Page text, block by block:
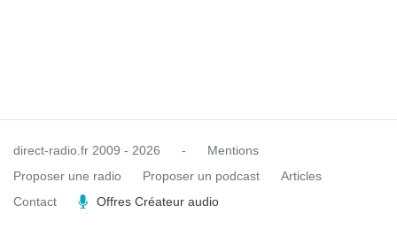
direct-radio.fr 2009 - 2026 -
Mentions
Proposer une radio
Proposer un podcast
Articles
Contact
Offres Créateur audio